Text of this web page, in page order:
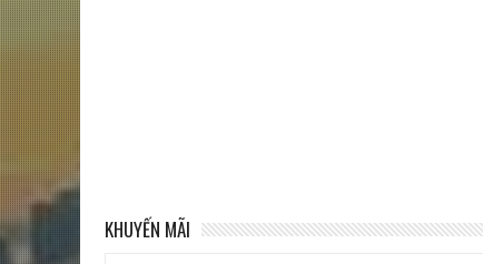
KHUYẾN MÃI